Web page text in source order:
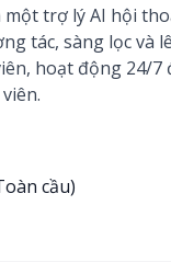
một trợ lý AI hội
tác, sàng lọc và
hoạt động 24/7
cầu)